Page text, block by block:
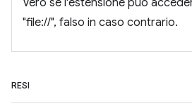
Vero se l'estensione può
"file://", falso in caso contrario.
RESI